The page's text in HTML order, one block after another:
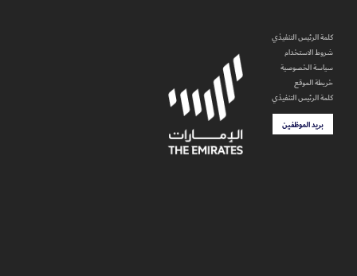
كلمة الرئيس التنفيذي
شروط الاستخدام
سياسة الخصوصية
خريطة الموقع
كلمة الرئيس التنفيذي
بريد الموظفين